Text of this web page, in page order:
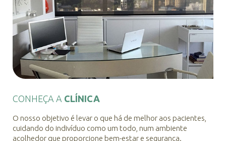
CONHEÇA A CLÍNICA
O nosso objetivo é levar o que há de melhor aos pacientes,
cuidando do indivíduo como um todo, num ambiente
acolhedor que proporcione bem-estar e segurança.